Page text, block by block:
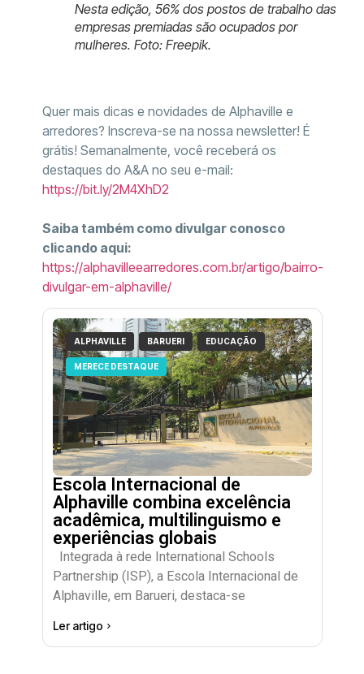
Nesta edição, 56% dos postos de trabalho das
empresas premiadas são ocupados por
mulheres. Foto: Freepik.
Quer mais dicas e novidades de Alphaville e
arredores? Inscreva-se na nossa newsletter! É
grátis! Semanalmente, você receberá os
destaques do A&A no seu e-mail:
https://bit.ly/2M4XhD2
Saiba também como divulgar conosco
clicando aqui:
https://alphavilleearredores.com.br/artigo/bairro-
divulgar-em-alphaville/
ALPHAVILLE BARUERI EDUCAÇÃO
MERECE DESTAQUE
Escola Internacional de
Alphaville combina excelência
acadêmica, multilinguismo e
experiências globais
Integrada à rede International Schools
Partnership (ISP), a Escola Internacional de
Alphaville, em Barueri, destaca-se
Ler artigo